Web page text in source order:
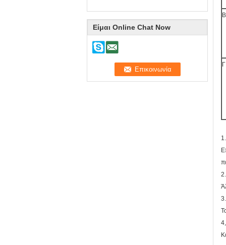
Είμαι Online Chat Now
Β
Γ